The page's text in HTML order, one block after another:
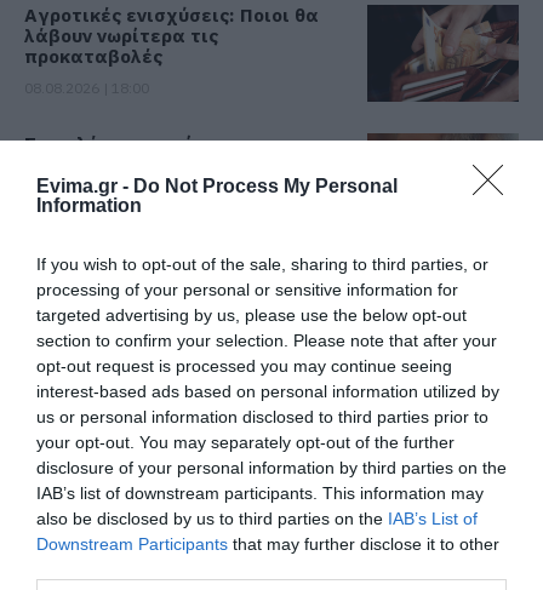
Evima.gr - Do Not Process My Personal
Information
If you wish to opt-out of the sale, sharing to third parties, or
processing of your personal or sensitive information for
targeted advertising by us, please use the below opt-out
section to confirm your selection. Please note that after your
opt-out request is processed you may continue seeing
interest-based ads based on personal information utilized by
us or personal information disclosed to third parties prior to
your opt-out. You may separately opt-out of the further
disclosure of your personal information by third parties on the
IAB’s list of downstream participants. This information may
also be disclosed by us to third parties on the IAB’s List of
Downstream Participants that may further disclose it to other
Αγροτικές ενισχύσεις: Ποιοι θα
λάβουν νωρίτερα τις
προκαταβολές
Σε πελάγη ευτυχίας
για τρίτη φορά παππούς!
08.08.2026 | 17:40
Ευρυδίκη Βαλαβάνη: Οι
οικογενειακές διακοπές στην
Εύβοια! Δείτε σε ποια παραλία
08.08.2026 | 17:20
«Κόκκινος» συναγερμός στην
Εύβοια: Red Code αύριο Κυριακή –
Αυξημένη ετοιμότητα παντού
08.08.2026 | 17:00
Ρόδος: Έγραψαν 80χρονη για
κράνος!
08.08.2026 | 16:40
Όλες οι τελευταίες ειδήσεις
ΠΕΡΙΣΣΟΤΕΡΑ ΑΠΟ ΕΙΔΗΣΕΙΣ ΕΥΒΟΙΑ